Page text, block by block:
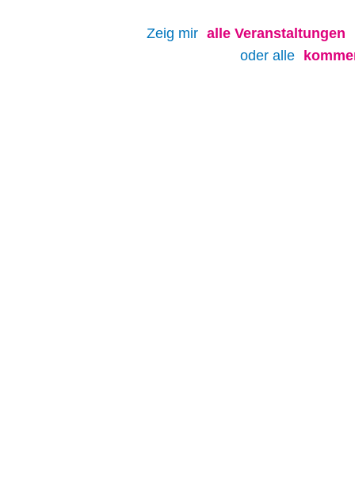
Zeig mir alle Veranstaltungen
oder alle